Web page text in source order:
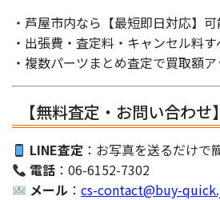
・芦屋市内なら【最短即日対応】
・出張費・査定料・キャンセル料
・複数パーツまとめ査定で買取額ア
【無料査定・お問い合わせ】
LINE査定 ：お写真を送るだけで
電話 ：06-6152-7302
メール ：cs-contact@buy-